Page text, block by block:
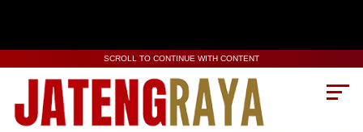
SCROLL TO CONTINUE WITH CONTENT